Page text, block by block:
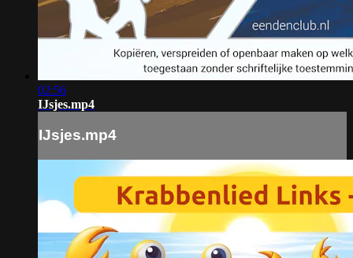
02:56
IJsjes.mp4
IJsjes.mp4